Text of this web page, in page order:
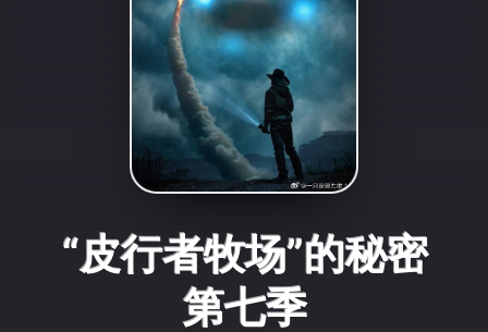
“皮行者牧场”的秘密
第七季